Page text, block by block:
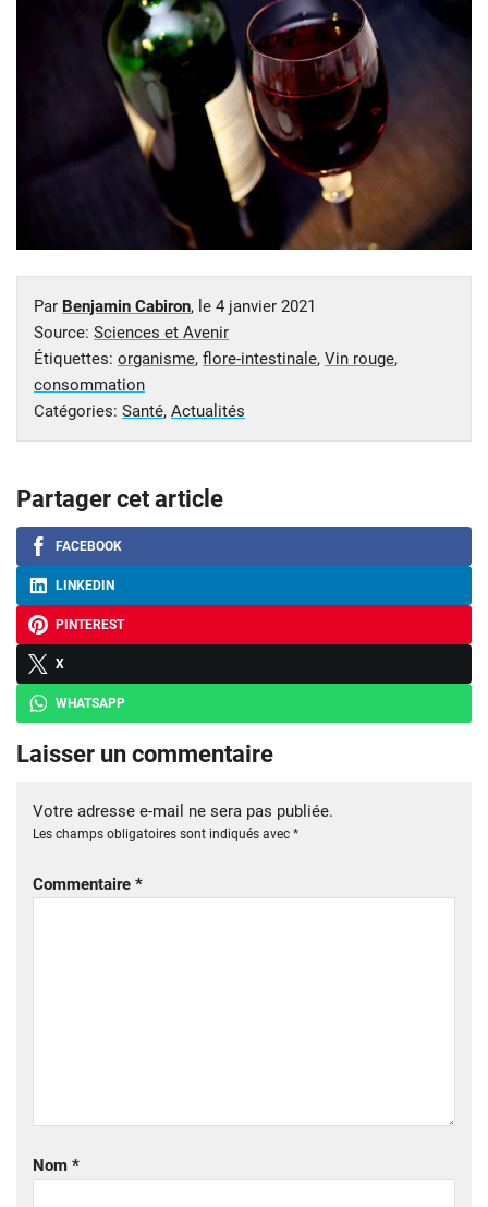
Par Benjamin Cabiron, le 4 janvier 2021
Source: Sciences et Avenir
Étiquettes: organisme, flore-intestinale, Vin rouge,
consommation
Catégories: Santé, Actualités
Partager cet article
FACEBOOK
LINKEDIN
PINTEREST
X
WHATSAPP
Laisser un commentaire
Votre adresse e-mail ne sera pas publiée.
Les champs obligatoires sont indiqués avec *
Commentaire *
Nom *